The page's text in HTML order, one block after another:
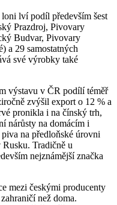
lví podíl především šest
Prazdroj, Pivovary
Budvar, Pivovary
a 29 samostatných
své výrobky také
výstavu v ČR podílí téměř
zvýšil export o 12 % a
pronikla i na čínský trh,
nárůsty na domácím i
na předloňské úrovni
Tradičně u
nejznámější značka
mezi českými producenty
než doma.